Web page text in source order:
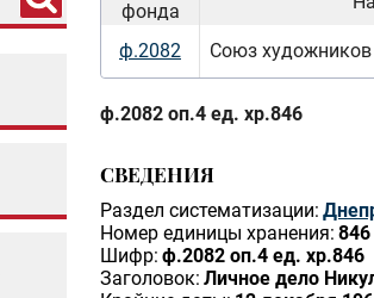
фонда
ф.2082
Союз
ф.2082 оп.4 ед. хр.846
СВЕДЕНИЯ
Раздел систематизации:
Номер единицы хранения: 846
Шифр: ф.2082 оп.4 ед. хр.846
Заголовок: Личное дело